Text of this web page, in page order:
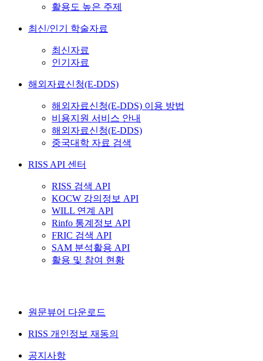
활용도 높은 주제
최신/인기 학술자료
최신자료
인기자료
해외자료신청(E-DDS)
해외자료신청(E-DDS) 이용 방법
비용지원 서비스 안내
해외자료신청(E-DDS)
중국대학 자료 검색
RISS API 센터
RISS 검색 API
KOCW 강의정보 API
WILL 연계 API
Rinfo 통계정보 API
FRIC 검색 API
SAM 분석활용 API
활용 및 참여 현황
원문뷰어 다운로드
RISS 개인정보 재동의
공지사항